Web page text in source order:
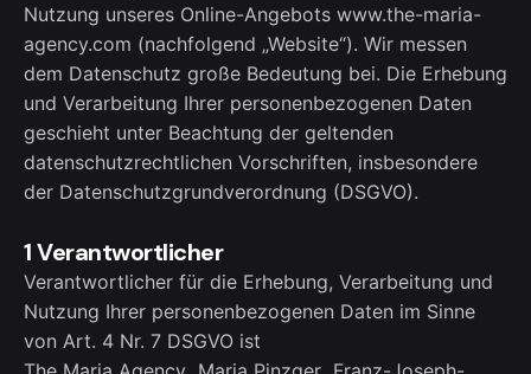
Nutzung unseres Online-Angebots www.the-maria-
agency.com (nachfolgend „Website“). Wir messen
dem Datenschutz große Bedeutung bei. Die Erhebung
und Verarbeitung Ihrer personenbezogenen Daten
geschieht unter Beachtung der geltenden
datenschutzrechtlichen Vorschriften, insbesondere
der Datenschutzgrundverordnung (DSGVO).
1 Verantwortlicher
Verantwortlicher für die Erhebung, Verarbeitung und
Nutzung Ihrer personenbezogenen Daten im Sinne
von Art. 4 Nr. 7 DSGVO ist